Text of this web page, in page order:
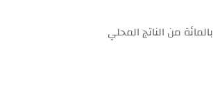
وبلغ الدين الخارجي المستحق حوالي 62 مليار دينار أو 49 بالمائة من الناتج المحلي الإجمالي، بينما بلغ الدين المحلي المستحق حوالي 40.2 مليار دينار، أو 32 بالمائة من الناتج المحلي